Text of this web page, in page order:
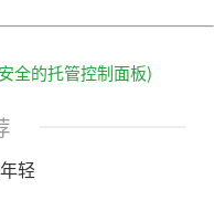
全的托管控制面板)
轻